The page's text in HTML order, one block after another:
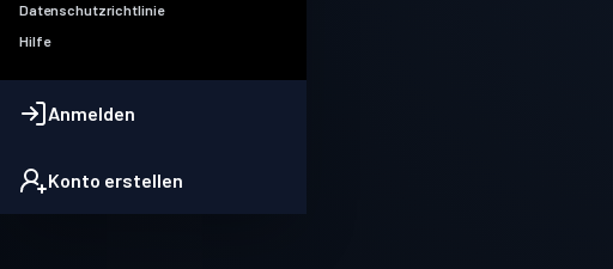
Datenschutzrichtlinie
Hilfe
Anmelden
Konto erstellen